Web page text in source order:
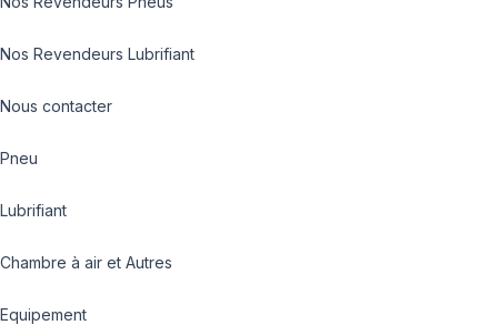
Nos Revendeurs Lubrifiant
Nous contacter
Pneu
Lubrifiant
Chambre à air et Autres
Equipement